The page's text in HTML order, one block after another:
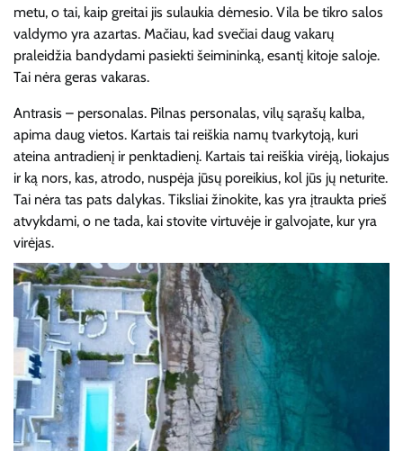
metu, o tai, kaip greitai jis sulaukia dėmesio. Vila be tikro salos
valdymo yra azartas. Mačiau, kad svečiai daug vakarų
praleidžia bandydami pasiekti šeimininką, esantį kitoje saloje.
Tai nėra geras vakaras.
Antrasis – personalas. Pilnas personalas, vilų sąrašų kalba,
apima daug vietos. Kartais tai reiškia namų tvarkytoją, kuri
ateina antradienį ir penktadienį. Kartais tai reiškia virėją, liokajus
ir ką nors, kas, atrodo, nuspėja jūsų poreikius, kol jūs jų neturite.
Tai nėra tas pats dalykas. Tiksliai žinokite, kas yra įtraukta prieš
atvykdami, o ne tada, kai stovite virtuvėje ir galvojate, kur yra
virėjas.